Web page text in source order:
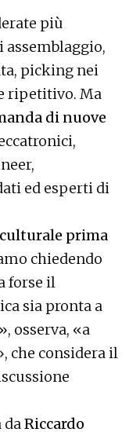
più
picking nei
ripetitivo. Ma
di nuove
ed esperti di
prima
chiedendo
forse il
sia pronta a
osserva, «a
che considera il
daRiccardo